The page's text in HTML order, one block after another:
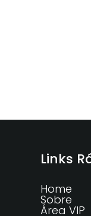
Links
Home
Sobre
Área VIP